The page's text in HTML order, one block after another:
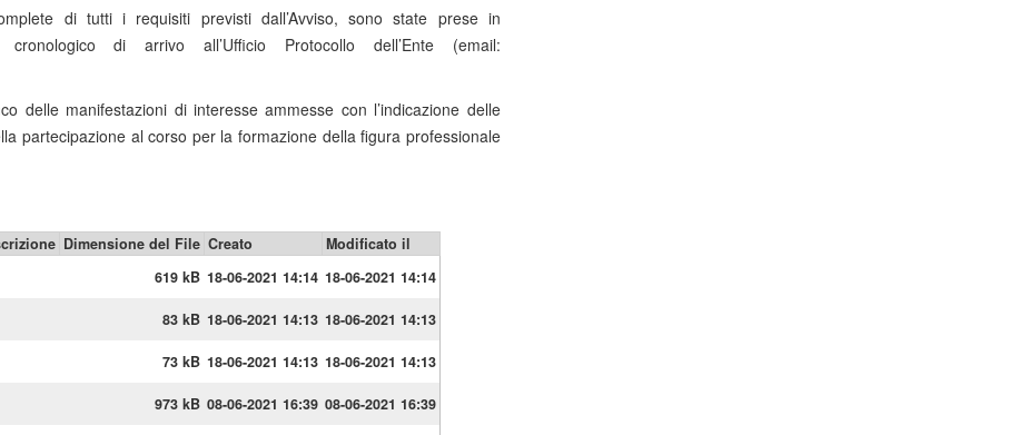
di tutti i requisiti previsti dall’Avviso, sono state prese in
di arrivo all’Ufficio Protocollo dell’Ente (email:
delle manifestazioni di interesse ammesse con l’indicazione delle
partecipazione al corso per la formazione della figura professionale
Dimensione del File Creato Modificato il
619 kB 18-06-2021 14:14 18-06-2021 14:14
83 kB 18-06-2021 14:13 18-06-2021 14:13
73 kB 18-06-2021 14:13 18-06-2021 14:13
973 kB 08-06-2021 16:39 08-06-2021 16:39